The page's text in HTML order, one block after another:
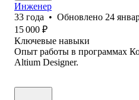
Инженер
33 года • Обновлено 24
15 000 ₽
Ключевые навыки
Опыт работы в программах
Altium Designer.